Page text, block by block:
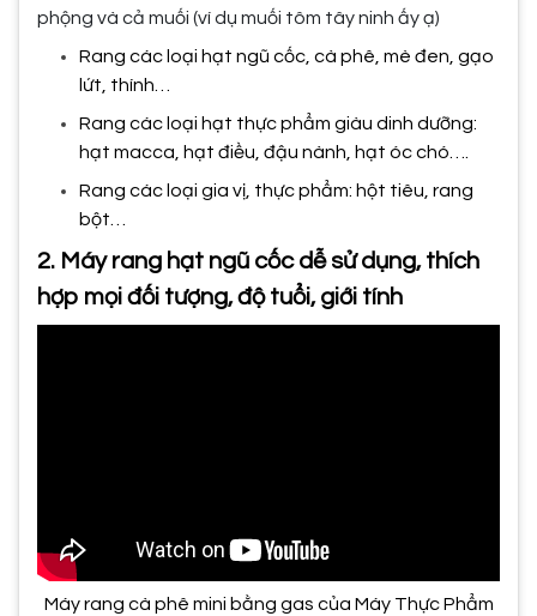
phộng và cả muối (ví dụ muối tôm tây ninh ấy ạ)
Rang các loại hạt ngũ cốc, cà phê, mè đen, gạo
lứt, thính…
Rang các loại hạt thực phẩm giàu dinh dưỡng:
hạt macca, hạt điều, đậu nành, hạt óc chó….
Rang các loại gia vị, thực phẩm: hột tiêu, rang
bột…
2. Máy rang hạt ngũ cốc dễ sử dụng, thích
hợp mọi đối tượng, độ tuổi, giới tính
Máy rang cà phê mini bằng gas của Máy Thực Phẩm